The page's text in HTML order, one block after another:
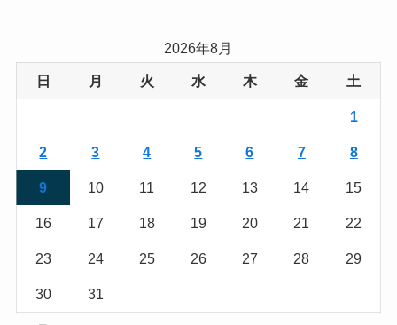
2026年8月
日 月 火 水 木 金 土
1
2 3 4 5 6 7 8
9 10 11 12 13 14 15
16 17 18 19 20 21 22
23 24 25 26 27 28 29
30 31